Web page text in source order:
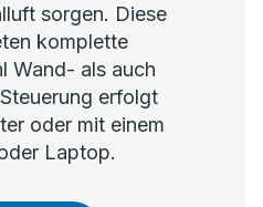
sorgen. Diese
komplette
Wand- als auch
erfolgt
oder mit einem
Laptop.